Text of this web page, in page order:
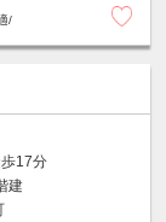
/
17分
建